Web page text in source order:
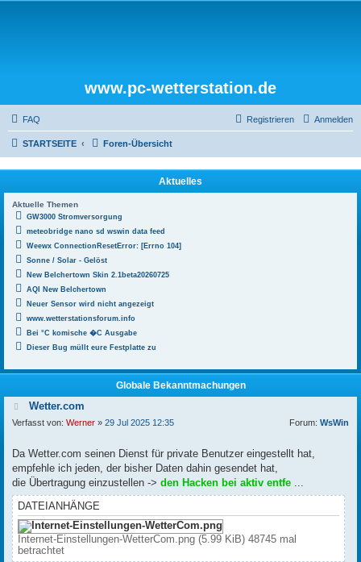
www.pc-wetterstation.de
FAQ Anmelden
Registrieren
STARTSEITE Foren-Übersicht
Aktuelles
Aktuelle Themen
GW3000 Stromversorgung
meteobridge nano sd wswin data feed
Weewx ConnectionResetError: [Errno 104]
Sonne / Solar - Gelöst
New Belchertown Skin 2.1beta20260725
AQI New Belchertown
Neuer Sensor wird nicht angezeigt
www.wetterstationsforum.info
Bei °C komische �C Ausgabe
Dieser Bug müllt eure Festplatte zu
Globale Bekanntmachungen
Wetter.com
Verfasst von: Werner » 29 Jul 2025 12:35 Forum: WsWin
Da Wetter.com seinen Dienst für private Benutzer eingestellt hat,
empfehle ich jeden, der bisher Daten dahin gesendet hat,
die Übertragung einzustellen -> den Hacken bei aktiv entfe ...
DATEIANHÄNGE
Internet-Einstellungen-WetterCom.png (5.99 KiB) 48745 mal
betrachtet